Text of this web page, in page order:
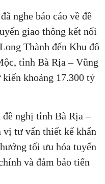
nghe báo cáo về đề
giao thông kết nối
Thành đến Khu đô
tỉnh Bà Rịa – Vũng
khoảng 17.300 tỷ
đề nghị tỉnh Bà Rịa –
vị tư vấn thiết kế khẩn
tối ưu hóa tuyến
và đảm bảo tiến